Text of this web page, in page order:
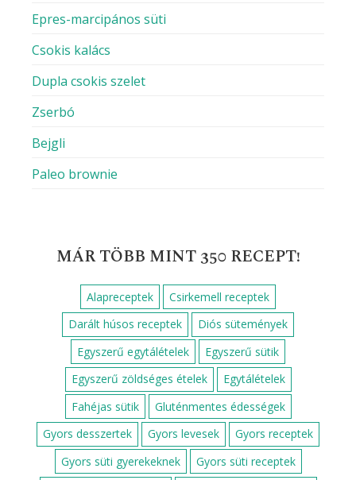
Epres-marcipános süti
Csokis kalács
Dupla csokis szelet
Zserbó
Bejgli
Paleo brownie
MÁR TÖBB MINT 350 RECEPT!
Alapreceptek
Csirkemell receptek
Darált húsos receptek
Diós sütemények
Egyszerű egytálételek
Egyszerű sütik
Egyszerű zöldséges ételek
Egytálételek
Fahéjas sütik
Gluténmentes édességek
Gyors desszertek
Gyors levesek
Gyors receptek
Gyors süti gyerekeknek
Gyors süti receptek